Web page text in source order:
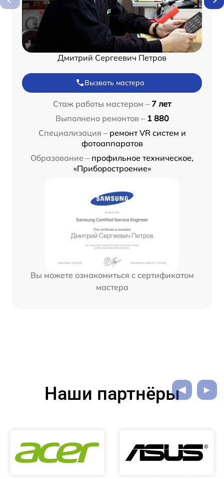
Дмитрий Сергеевич Петров
Вызвать мастера
Стаж работы мастером – 7 лет
Выполнено ремонтов – 1 880
Специализация – ремонт VR систем и
фотоаппаратов
Образование – профильное техническое,
«Приборостроение»
Вы можете ознакомиться с сертификатом
мастера
Наши партнёры